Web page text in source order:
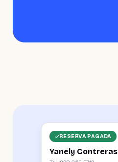
RESERVA PAGADA
Yanely Contreras